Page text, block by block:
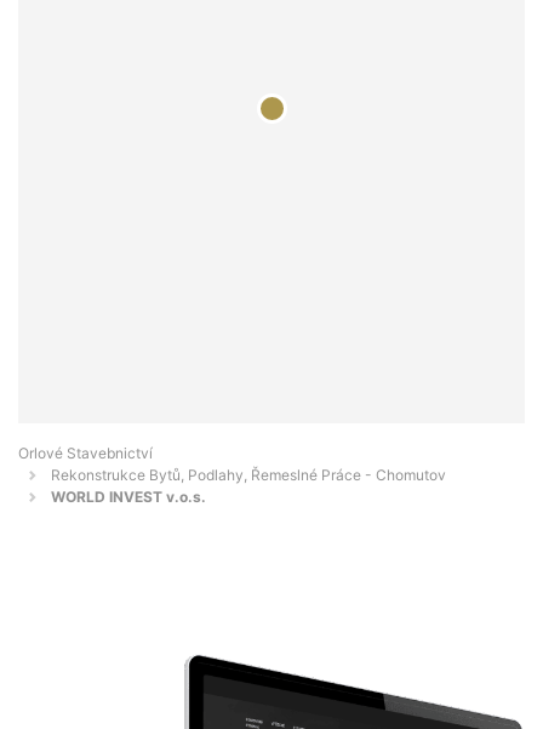
Orlové Stavebnictví
Rekonstrukce Bytů, Podlahy, Řemeslné Práce - Chomutov
WORLD INVEST v.o.s.